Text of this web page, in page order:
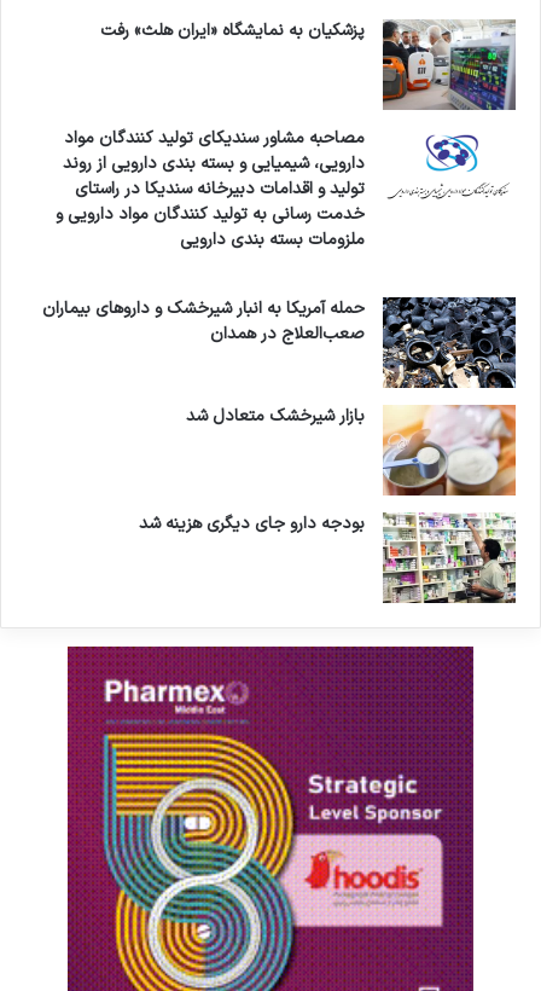
پزشکیان به نمایشگاه «ایران هلث» رفت
مصاحبه مشاور سندیکای تولید کنندگان مواد
دارویی، شیمیایی و بسته بندی دارویی از روند
تولید و اقدامات دبیرخانه سندیکا در راستای
خدمت رسانی به تولید کنندگان مواد دارویی و
ملزومات بسته بندی دارویی
حمله آمریکا به انبار شیرخشک و داروهای بیماران
صعب‌العلاج در همدان
بازار شیرخشک متعادل شد
بودجه دارو جای دیگری هزینه شد